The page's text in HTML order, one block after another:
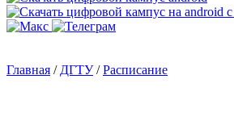
Главная / ДГТУ/Расписание